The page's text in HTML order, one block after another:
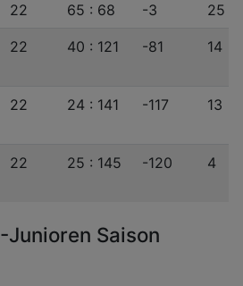
22 65 : 68 -3 25
22 40 : 121 -81 14
22 24 : 141 -117 13
22 25 : 145 -120 4
Junioren Saison